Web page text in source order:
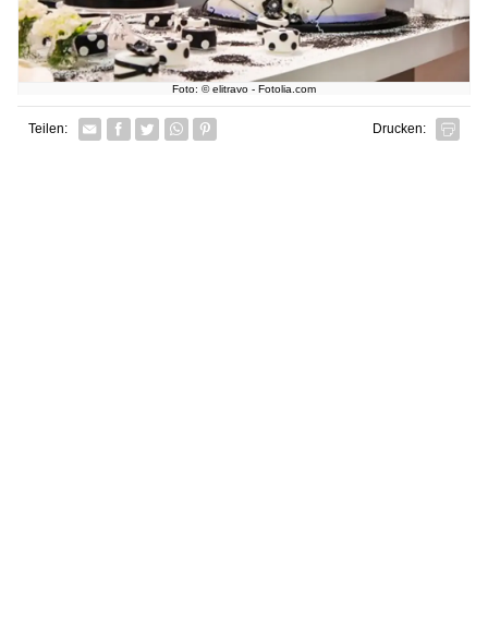
Foto: © elitravo - Fotolia.com
Teilen: Facebook
TwitterWhatsapp senden
Pin it Drucken: